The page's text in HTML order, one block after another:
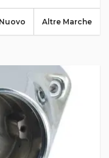
Altre Marche
Nuovo